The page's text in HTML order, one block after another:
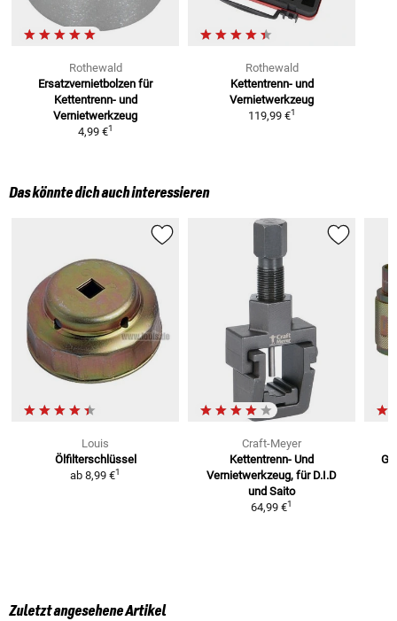
Rothewald
Ersatzvernietbolzen für
Kettentrenn- und
Vernietwerkzeug
4,99 €1
Rothewald
Kettentrenn- und
Vernietwerkzeug
119,99 €1
Das könnte dich auch interessieren
Louis
Ölfilterschlüssel
ab 8,99 €1
Craft-Meyer
Kettentrenn- Und
Vernietwerkzeug, für D.I.D
und Saito
64,99 €1
Zuletzt angesehene Artikel